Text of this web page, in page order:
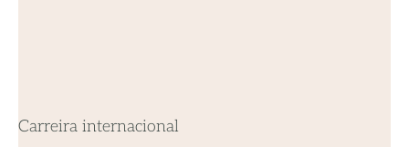
Carreira internacional